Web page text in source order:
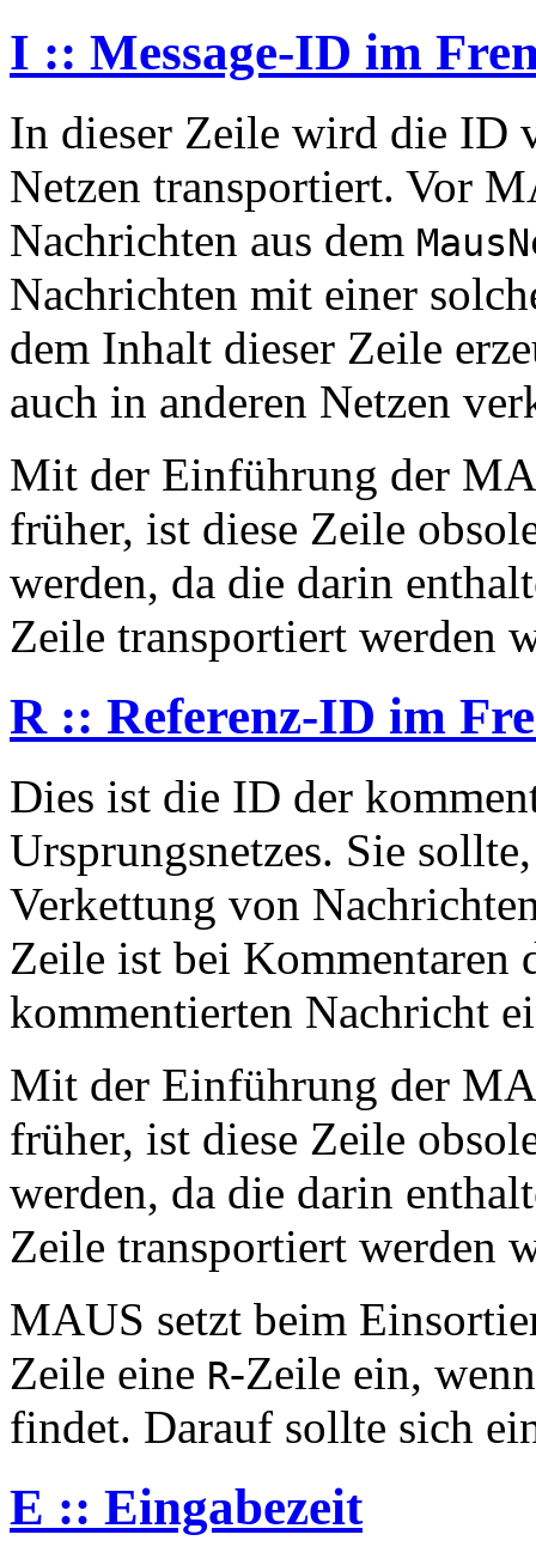
I :: Message-ID im
In dieser Zeile wird die ID
Netzen transportiert. Vor
Nachrichten aus dem
Nachrichten mit einer
dem Inhalt dieser Zeile
auch in anderen Netzen
Mit der Einführung der
früher, ist diese Zeile
werden, da die darin
Zeile transportiert werden
R :: Referenz-ID im
Dies ist die ID der
Ursprungsnetzes. Sie
Verkettung von
Zeile ist bei Kommentaren
kommentierten Nachricht
Mit der Einführung der
früher, ist diese Zeile
werden, da die darin
Zeile transportiert werden
MAUS setzt beim
Zeile eine R-Zeile ein,
findet. Darauf sollte sich
E :: Eingabezeit